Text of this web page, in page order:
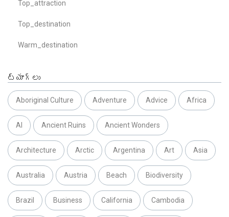
Top_attraction
Top_destination
Warm_destination
ట్యాగ్లు
Aboriginal Culture Adventure Advice Africa
AI Ancient Ruins Ancient Wonders
Architecture Arctic Argentina Art Asia
Australia Austria Beach Biodiversity
Brazil Business California Cambodia